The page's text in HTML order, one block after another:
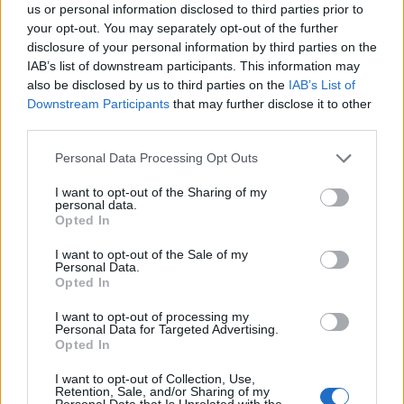
us or personal information disclosed to third parties prior to
your opt-out. You may separately opt-out of the further
disclosure of your personal information by third parties on the
IAB’s list of downstream participants. This information may
also be disclosed by us to third parties on the IAB’s List of
Downstream Participants that may further disclose it to other
Personal Data Processing Opt Outs
I want to opt-out of the Sharing of my
personal data.
Opted In
I want to opt-out of the Sale of my
Personal Data.
Opted In
I want to opt-out of processing my
Personal Data for Targeted Advertising.
Opted In
I want to opt-out of Collection, Use,
Retention, Sale, and/or Sharing of my
chiaramente al presidente Aurelio De Laurentiis e alle persone
a lui vicine. Il rapporto umano rimane ottimo. Ripeto: non è una
questione economica e non è una questione progettuale.
Conte avrebbe preso questa decisione già da circa un mese.
Quindi la scelta nasce totalmente da lui. Quando, dopo la
partita di Pisa e il raggiungimento della qualificazione in
proprio a questa decisione comunicata al Napoli già diverse
farà senza avere già un'altra squadra alle spalle. Non sta
lasciando perchè ha già firmato altrove. Vedremo cosa
ha mai nascosto il desiderio, un giorno, di tornare alla guida
della Nazionale. Ma oggi non lascia Napoli perchè ha firmato
momento non c'è nulla di definito in questo senso. Conte
lascia Napoli per motivazioni differenti rispetto a quelle
massimo, come accade spesso nelle sue esperienze. Sul